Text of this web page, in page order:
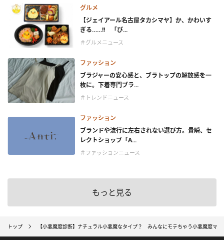
グルメ
【ジェイアール名古屋タカシマヤ】か、かわいす
ぎる……!! 「ぴ...
＃グルメニュース
ファッション
ブラジャーの安心感と、ブラトップの解放感を一
枚に。下着専門ブラ...
＃トレンドニュース
ファッション
ブランドや流行に左右されない選び方。貴瞬、セ
レクトショップ「A...
＃ファッションニュース
もっと見る
トップ 【小悪魔度診断】ナチュラル小悪魔なタイプ？ みんなにモテちゃう小悪魔度マ